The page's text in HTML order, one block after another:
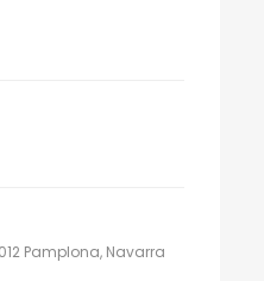
Pamplona, Navarra